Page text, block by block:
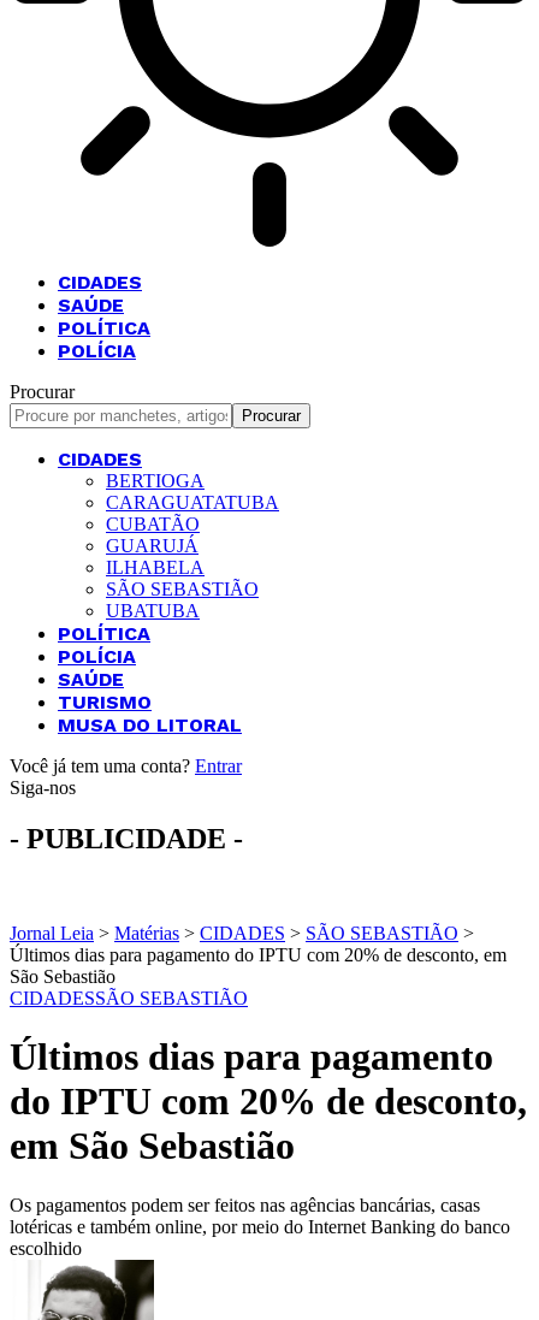
CIDADES
SAÚDE
POLÍTICA
POLÍCIA
Procurar
CIDADES
BERTIOGA
CARAGUATATUBA
CUBATÃO
GUARUJÁ
ILHABELA
SÃO SEBASTIÃO
UBATUBA
POLÍTICA
POLÍCIA
SAÚDE
TURISMO
MUSA DO LITORAL
Você já tem uma conta? Entrar
Siga-nos
- PUBLICIDADE -
Jornal Leia > Matérias > CIDADES > SÃO SEBASTIÃO >
Últimos dias para pagamento do IPTU com 20% de desconto, em
São Sebastião
CIDADESSÃO SEBASTIÃO
Últimos dias para pagamento
do IPTU com 20% de desconto,
em São Sebastião
Os pagamentos podem ser feitos nas agências bancárias, casas
lotéricas e também online, por meio do Internet Banking do banco
escolhido